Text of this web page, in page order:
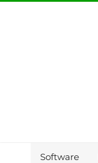
Software